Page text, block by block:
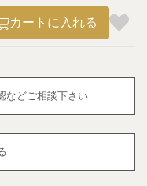
カートに入れる
などご相談下さい